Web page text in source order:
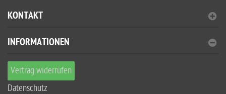
KONTAKT
INFORMATIONEN
Vertrag widerrufen
Datenschutz